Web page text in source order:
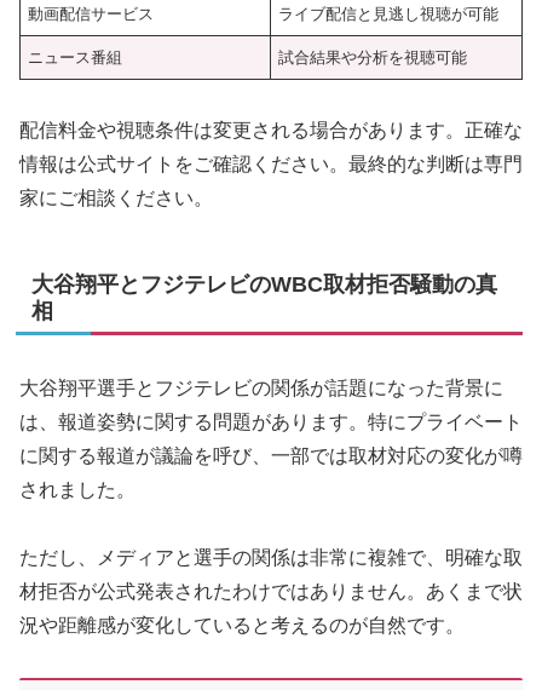
動画配信サービス ライブ配信と見逃し視聴が可能
ニュース番組 試合結果や分析を視聴可能
配信料金や視聴条件は変更される場合があります。正確な
情報は公式サイトをご確認ください。最終的な判断は専門
家にご相談ください。
大谷翔平とフジテレビのWBC取材拒否騒動の真
相
大谷翔平選手とフジテレビの関係が話題になった背景に
は、報道姿勢に関する問題があります。特にプライベート
に関する報道が議論を呼び、一部では取材対応の変化が噂
されました。
ただし、メディアと選手の関係は非常に複雑で、明確な取
材拒否が公式発表されたわけではありません。あくまで状
況や距離感が変化していると考えるのが自然です。